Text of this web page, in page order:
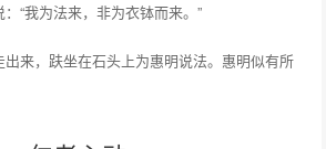
“我为法来，非为衣钵而来。”
来，趺坐在石头上为惠明说法。惠明似有所